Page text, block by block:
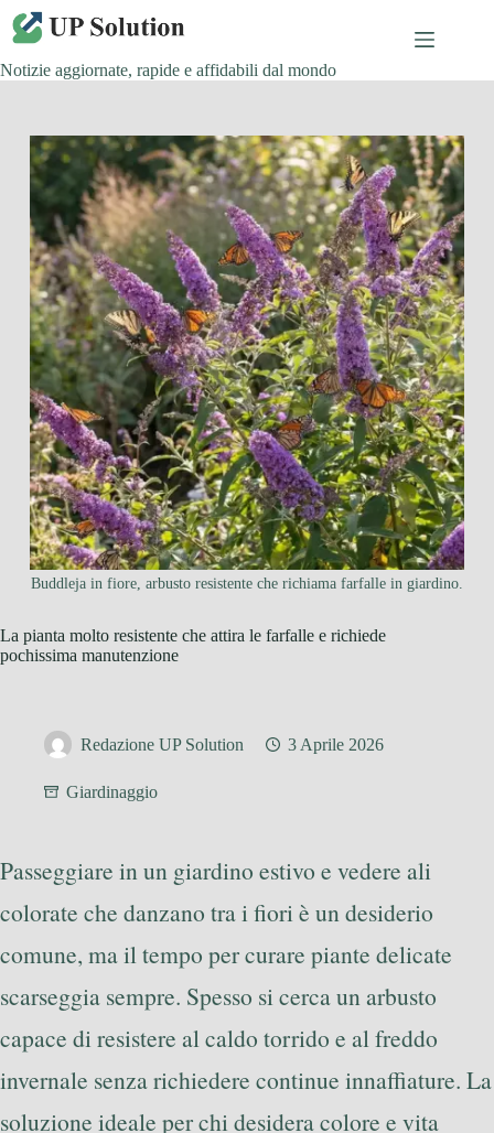
Salta
contenuto
Notizie aggiornate, rapide e affidabili dal mondo
Buddleja in fiore, arbusto resistente che richiama farfalle in giardino.
La pianta molto resistente che attira le farfalle e richiede
pochissima manutenzione
Redazione UP Solution 3 Aprile 2026
Giardinaggio
Passeggiare in un giardino estivo e vedere ali
colorate che danzano tra i fiori è un desiderio
comune, ma il tempo per curare piante delicate
scarseggia sempre. Spesso si cerca un arbusto
capace di resistere al caldo torrido e al freddo
invernale senza richiedere continue innaffiature. La
soluzione ideale per chi desidera colore e vita